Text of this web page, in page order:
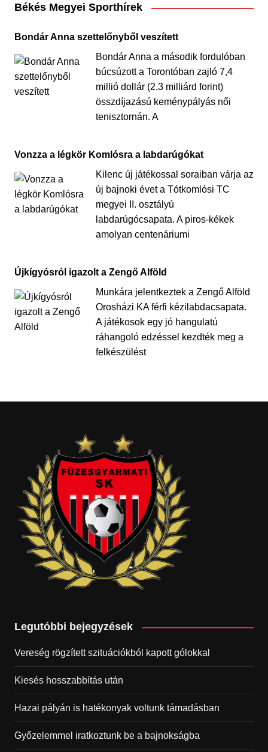
Békés Megyei Sporthírek
Bondár Anna szettelőnyből veszített
Bondár Anna a második fordulóban
búcsúzott a Torontóban zajló 7,4
millió dollár (2,3 milliárd forint)
összdíjazású keménypályás női
tenisztornán. A
Vonzza a légkör Komlósra a labdarúgókat
Kilenc új játékossal soraiban várja az
új bajnoki évet a Tótkomlósi TC
megyei II. osztályú
labdarúgócsapata. A piros-kékek
amolyan centenáriumi
Újkígyósról igazolt a Zengő Alföld
Munkára jelentkeztek a Zengő Alföld
Orosházi KA férfi kézilabdacsapata.
A játékosok egy jó hangulatú
ráhangoló edzéssel kezdték meg a
felkészülést
Legutóbbi bejegyzések
Vereség rögzített szituációkból kapott gólokkal
Kiesés hosszabbítás után
Hazai pályán is hatékonyak voltunk támadásban
Győzelemmel iratkoztunk be a bajnokságba